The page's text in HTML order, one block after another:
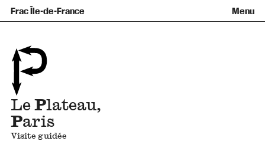
Frac Île-de-France Menu
Qu’est-ce qu’un Frac ?
Prêts d’œuvres
Informations pratiques
Venir au Frac
Familles et enfants
Groupes
Espaces de pratique libre
Accessibilité
+Aa-
LePlateau,
Paris
Visite guidée